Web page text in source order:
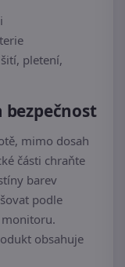
pletení,
bezpečnost
mimo dosah
části chraňte
barev
podle
monitoru.
obsahuje